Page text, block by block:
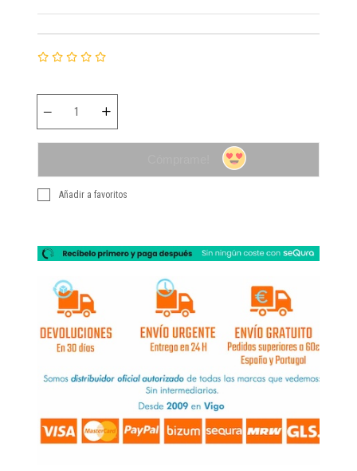
Añadir a favoritos